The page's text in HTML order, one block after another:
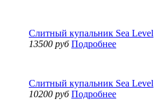
Слитный купальник Sea Level
13500 руб Подробнее
Слитный купальник Sea Level
10200 руб Подробнее